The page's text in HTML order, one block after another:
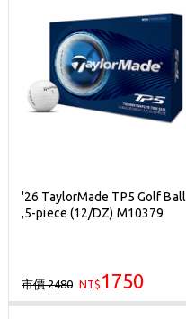
'26 TaylorMade TP5 Golf Ball
,5-piece (12/DZ) M10379
市價 2480 NT$ 1750